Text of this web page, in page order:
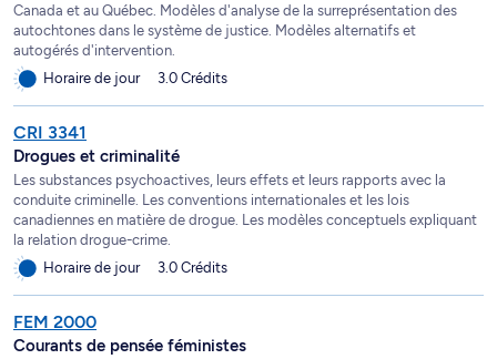
Canada et au Québec. Modèles d'analyse de la surreprésentation des
autochtones dans le système de justice. Modèles alternatifs et
autogérés d'intervention.
Horaire de jour
3.0 Crédits
CRI 3341
Drogues et criminalité
Les substances psychoactives, leurs effets et leurs rapports avec la
conduite criminelle. Les conventions internationales et les lois
canadiennes en matière de drogue. Les modèles conceptuels expliquant
la relation drogue-crime.
Horaire de jour
3.0 Crédits
FEM 2000
Courants de pensée féministes